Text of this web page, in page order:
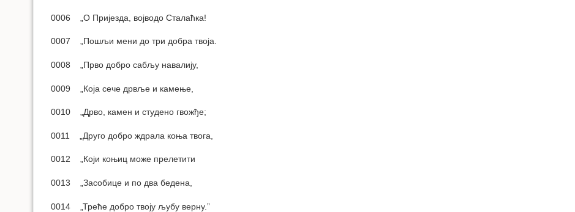
0006 „О Пријезда, војводо Сталаћка!
0007 „Пошљи мени до три добра твоја.
0008 „Прво добро сабљу навалију,
0009 „Која сече дрвље и камење,
0010 „Дрво, камен и студено гвожђе;
0011 „Друго добро ждрала коња твога,
0012 „Који коњиц може прелетити
0013 „Засобице и по два бедена,
0014 „Треће добро твоју љубу верну.”